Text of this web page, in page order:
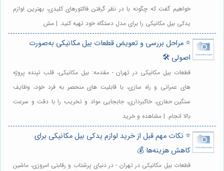
خواهیم گفت که چگونه با در نظر گرفتن فاکتورهای کلیدی، بهترین لوازم
یدکی بیل مکانیکی را برای مدل دستگاه خود تهیه کنید. | مش
⭐️ مراحل بررسی و تعویض قطعات بیل مکانیکی به‌صورت
اصولی 🛠️
قطعات بیل مکانیکی در تهران - مقدمه: بیل مکانیکی، قلب تپنده پروژه
های عمرانی و راه سازی، با قابلیت های منحصر به فرد خود، وظایف
سنگین حفاری، خاکبرداری، جابجایی مواد و تخریب را با دقت و سرعت
بالا انجام. | مشاهده و خرید
⭐️ نکات مهم قبل از خرید لوازم یدکی بیل مکانیکی برای
کاهش هزینه‌ها 💰
قطعات بیل مکانیکی در تهران - در دنیای پرشتاب و رقابتی امروزی، ماشین